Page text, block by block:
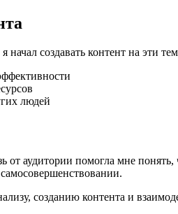
создавать контент на эти
людей
от аудитории помогла мне
созданию контента и